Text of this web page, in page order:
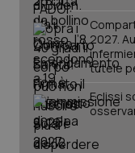
2027.
tutele
Eclissi